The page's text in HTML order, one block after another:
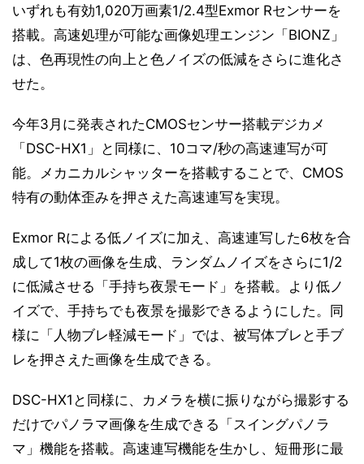
いずれも有効1,020万画素1/2.4型Exmor Rセンサーを
搭載。高速処理が可能な画像処理エンジン「BIONZ」
は、色再現性の向上と色ノイズの低減をさらに進化さ
せた。
今年3月に発表されたCMOSセンサー搭載デジカメ
「DSC-HX1」と同様に、10コマ/秒の高速連写が可
能。メカニカルシャッターを搭載することで、CMOS
特有の動体歪みを押さえた高速連写を実現。
Exmor Rによる低ノイズに加え、高速連写した6枚を合
成して1枚の画像を生成、ランダムノイズをさらに1/2
に低減させる「手持ち夜景モード」を搭載。より低ノ
イズで、手持ちでも夜景を撮影できるようにした。同
様に「人物ブレ軽減モード」では、被写体ブレと手ブ
レを押さえた画像を生成できる。
DSC-HX1と同様に、カメラを横に振りながら撮影する
だけでパノラマ画像を生成できる「スイングパノラ
マ」機能を搭載。高速連写機能を生かし、短冊形に最